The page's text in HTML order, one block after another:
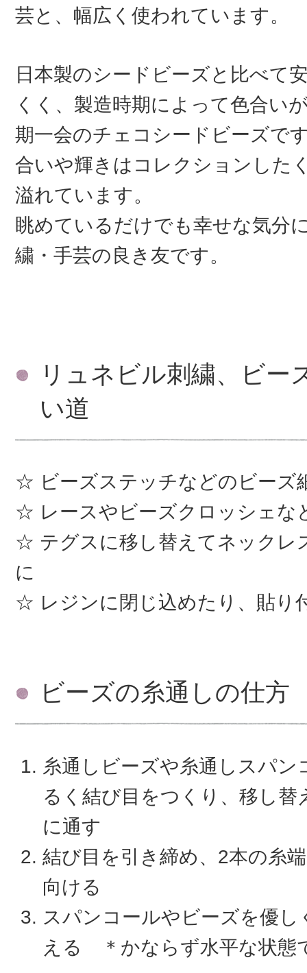
芸と、幅広く使われています。
日本製のシードビーズと比べて
くく、製造時期によって色合い
期一会のチェコシードビーズで
合いや輝きはコレクションした
溢れています。
眺めているだけでも幸せな気分
繍・手芸の良き友です。
リュネビル刺繍、ビー
い道
ビーズステッチなどのビーズ
レースやビーズクロッシェな
テグスに移し替えてネックレ
に
レジンに閉じ込めたり、貼り
ビーズの糸通しの仕方
糸通しビーズや糸通しスパン
るく結び目をつくり、移し替
に通す
結び目を引き締め、2本の糸
向ける
スパンコールやビーズを優し
える ＊かならず水平な状態